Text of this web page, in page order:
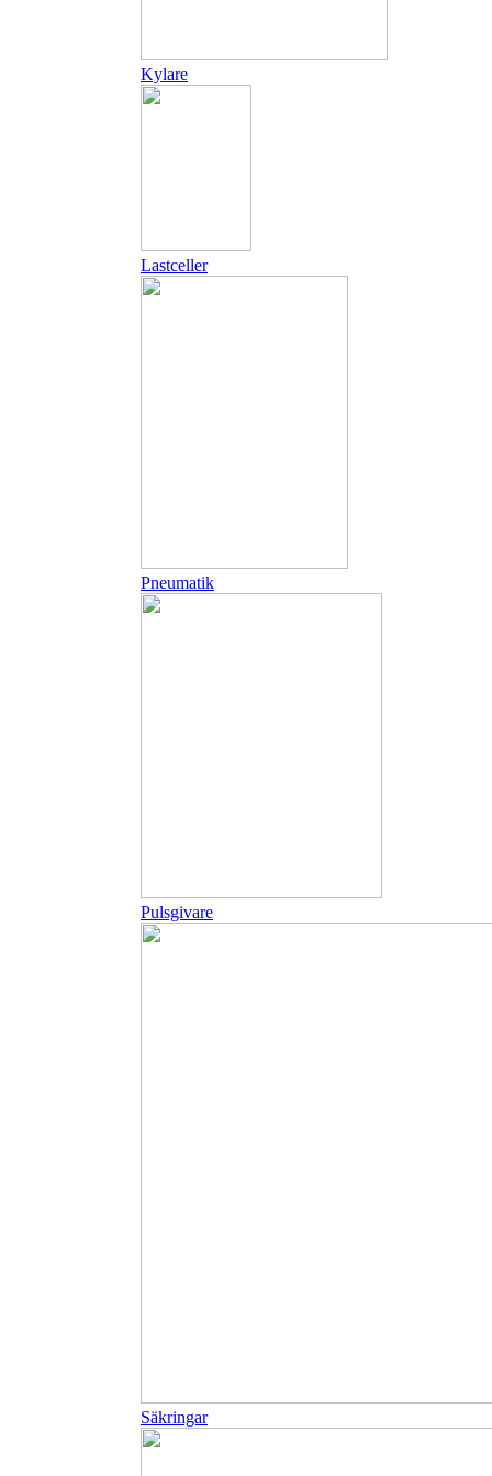
Kylare
Lastceller
Pneumatik
Pulsgivare
Säkringar